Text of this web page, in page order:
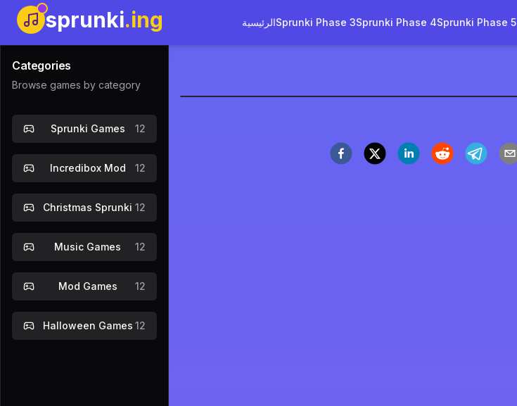
sprunki.ing الرئيسيةSprunki Phase 3Sprunki Phase 4Sprunki Phase 5
Categories
Browse games by category
Sprunki Games 12
Incredibox Mod 12
Christmas Sprunki 12
Music Games 12
Mod Games 12
Halloween Games 12